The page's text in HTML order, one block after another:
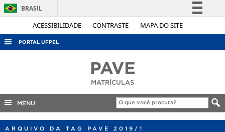
ACESSIBILIDADE CONTRASTE MAPA DO SITE
BRASIL
Simplifique!
Acesso à informação
Canais
PORTAL UFPEL
COBALTO
EDITAIS
PAVE
MATRÍCULAS
MENU
ARQUIVO DA TAG PAVE 2019/1